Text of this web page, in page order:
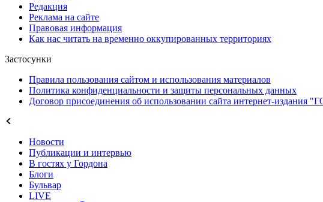
Редакция
Реклама на сайте
Правовая информация
Как нас читать на временно оккупированных территориях
Застосунки
Правила пользования сайтом и использования материалов
Политика конфиденциальности и защиты персональных данных
Договор присоединения об использовании сайта интернет-издания
Новости
Публикации и интервью
В гостях у Гордона
Блоги
Бульвар
LIVE